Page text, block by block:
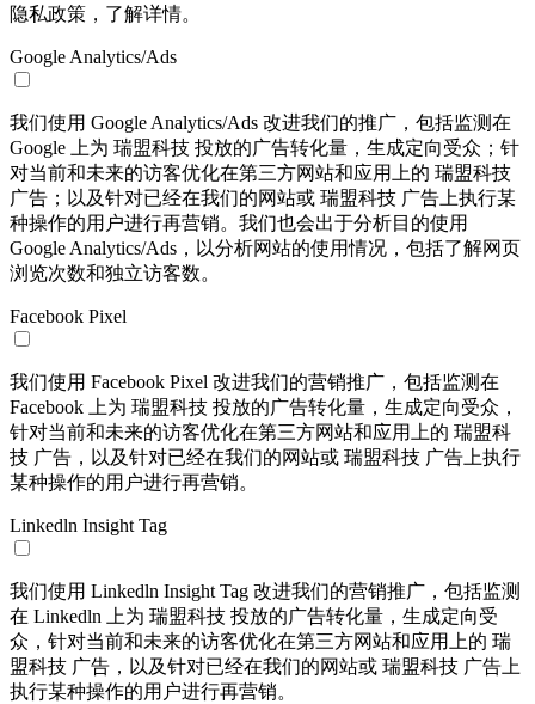
隐私政策，了解详情。
Google Analytics/Ads
我们使用 Google Analytics/Ads 改进我们的推广，包括监测在
Google 上为 瑞盟科技 投放的广告转化量，生成定向受众；针
对当前和未来的访客优化在第三方网站和应用上的 瑞盟科技
广告；以及针对已经在我们的网站或 瑞盟科技 广告上执行某
种操作的用户进行再营销。我们也会出于分析目的使用
Google Analytics/Ads，以分析网站的使用情况，包括了解网页
浏览次数和独立访客数。
Facebook Pixel
我们使用 Facebook Pixel 改进我们的营销推广，包括监测在
Facebook 上为 瑞盟科技 投放的广告转化量，生成定向受众，
针对当前和未来的访客优化在第三方网站和应用上的 瑞盟科
技 广告，以及针对已经在我们的网站或 瑞盟科技 广告上执行
某种操作的用户进行再营销。
Linkedln Insight Tag
我们使用 Linkedln Insight Tag 改进我们的营销推广，包括监测
在 Linkedln 上为 瑞盟科技 投放的广告转化量，生成定向受
众，针对当前和未来的访客优化在第三方网站和应用上的 瑞
盟科技 广告，以及针对已经在我们的网站或 瑞盟科技 广告上
执行某种操作的用户进行再营销。